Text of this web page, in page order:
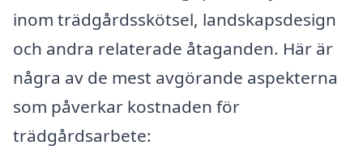
inom trädgårdsskötsel, landskapsdesign
och andra relaterade åtaganden. Här är
några av de mest avgörande aspekterna
som påverkar kostnaden för
trädgårdsarbete: